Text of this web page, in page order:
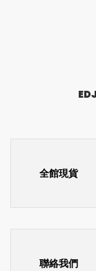
全館現貨
聯絡我們